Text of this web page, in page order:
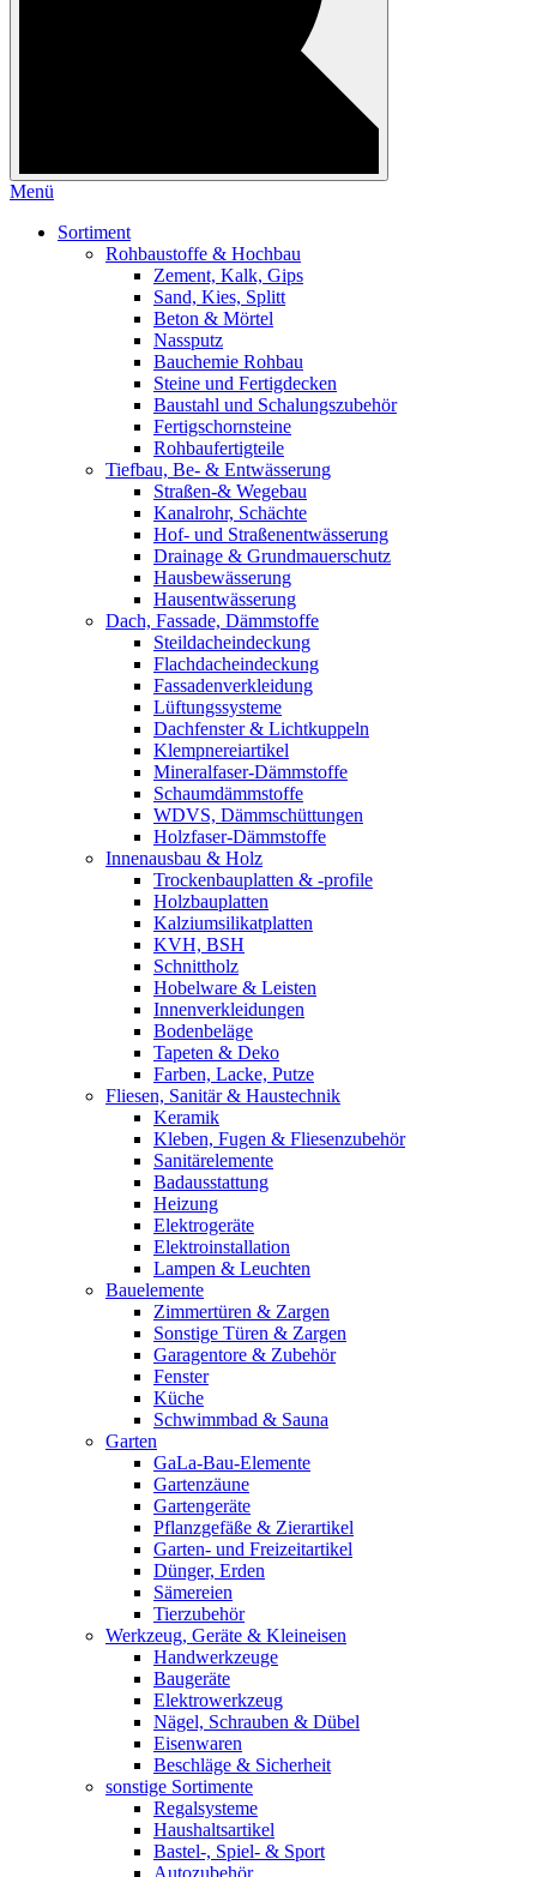
Menü
Sortiment
Rohbaustoffe & Hochbau
Zement, Kalk, Gips
Sand, Kies, Splitt
Beton & Mörtel
Nassputz
Bauchemie Rohbau
Steine und Fertigdecken
Baustahl und Schalungszubehör
Fertigschornsteine
Rohbaufertigteile
Tiefbau, Be- & Entwässerung
Straßen-& Wegebau
Kanalrohr, Schächte
Hof- und Straßenentwässerung
Drainage & Grundmauerschutz
Hausbewässerung
Hausentwässerung
Dach, Fassade, Dämmstoffe
Steildacheindeckung
Flachdacheindeckung
Fassadenverkleidung
Lüftungssysteme
Dachfenster & Lichtkuppeln
Klempnereiartikel
Mineralfaser-Dämmstoffe
Schaumdämmstoffe
WDVS, Dämmschüttungen
Holzfaser-Dämmstoffe
Innenausbau & Holz
Trockenbauplatten & -profile
Holzbauplatten
Kalziumsilikatplatten
KVH, BSH
Schnittholz
Hobelware & Leisten
Innenverkleidungen
Bodenbeläge
Tapeten & Deko
Farben, Lacke, Putze
Fliesen, Sanitär & Haustechnik
Keramik
Kleben, Fugen & Fliesenzubehör
Sanitärelemente
Badausstattung
Heizung
Elektrogeräte
Elektroinstallation
Lampen & Leuchten
Bauelemente
Zimmertüren & Zargen
Sonstige Türen & Zargen
Garagentore & Zubehör
Fenster
Küche
Schwimmbad & Sauna
Garten
GaLa-Bau-Elemente
Gartenzäune
Gartengeräte
Pflanzgefäße & Zierartikel
Garten- und Freizeitartikel
Dünger, Erden
Sämereien
Tierzubehör
Werkzeug, Geräte & Kleineisen
Handwerkzeuge
Baugeräte
Elektrowerkzeug
Nägel, Schrauben & Dübel
Eisenwaren
Beschläge & Sicherheit
sonstige Sortimente
Regalsysteme
Haushaltsartikel
Bastel-, Spiel- & Sport
Autozubehör